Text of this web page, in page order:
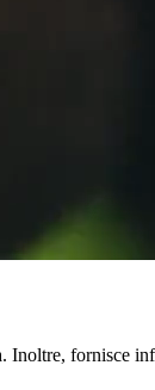
Inoltre, fornisce